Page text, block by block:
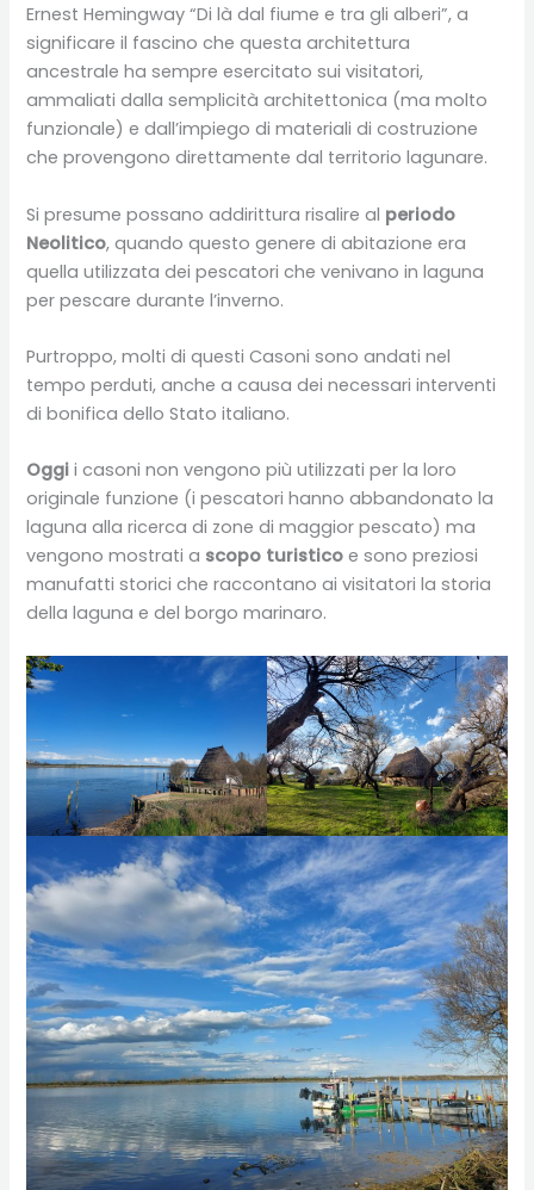
Ernest Hemingway “Di là dal fiume e tra gli alberi”, a
significare il fascino che questa architettura
ancestrale ha sempre esercitato sui visitatori,
ammaliati dalla semplicità architettonica (ma molto
funzionale) e dall’impiego di materiali di costruzione
che provengono direttamente dal territorio lagunare.
Si presume possano addirittura risalire al periodo
Neolitico, quando questo genere di abitazione era
quella utilizzata dei pescatori che venivano in laguna
per pescare durante l’inverno.
Purtroppo, molti di questi Casoni sono andati nel
tempo perduti, anche a causa dei necessari interventi
di bonifica dello Stato italiano.
Oggi i casoni non vengono più utilizzati per la loro
originale funzione (i pescatori hanno abbandonato la
laguna alla ricerca di zone di maggior pescato) ma
vengono mostrati a scopo turistico e sono preziosi
manufatti storici che raccontano ai visitatori la storia
della laguna e del borgo marinaro.